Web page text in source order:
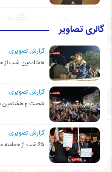
گالری تصاویر
گزارش تصویری:
هفتادمین شب از
گزارش تصویری:
شصت و هشتمین
گزارش تصویری:
۶۵ شب از حماسه مهدیشهری ها گذشت